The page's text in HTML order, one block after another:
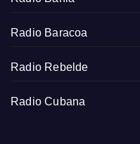
Radio Baracoa
Radio Rebelde
Radio Cubana